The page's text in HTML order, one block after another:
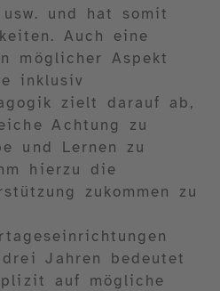
und hat somit
Auch eine
möglicher Aspekt
inklusiv
zielt darauf ab,
Achtung zu
und Lernen zu
hierzu die
zukommen zu
Jahren bedeutet
auf mögliche